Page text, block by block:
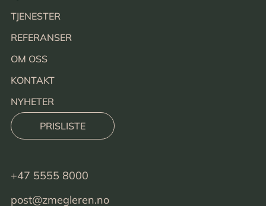
TJENESTER
REFERANSER
OM OSS
KONTAKT
NYHETER
PRISLISTE
+47 5555 8000
post@zmegleren.no